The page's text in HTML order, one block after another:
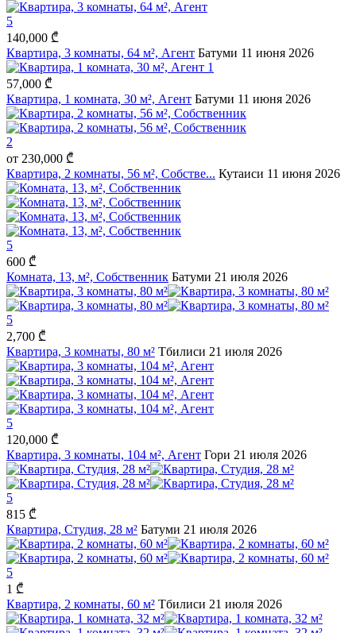
5
140,000 ₾
Квартира, 3 комнаты, 64 м², Агент Батуми 11 июня 2026
1
57,000 ₾
Квартира, 1 комната, 30 м², Агент Батуми 11 июня 2026
2
от 230,000 ₾
Квартира, 2 комнаты, 56 м², Собстве... Кутаиси 11 июня 2026
5
600 ₾
Комната, 13, м², Собственник Батуми 21 июля 2026
5
2,700 ₾
Квартира, 3 комнаты, 80 м² Тбилиси 21 июля 2026
5
120,000 ₾
Квартира, 3 комнаты, 104 м², Агент Гори 21 июля 2026
5
815 ₾
Квартира, Студия, 28 м² Батуми 21 июля 2026
5
1 ₾
Квартира, 2 комнаты, 60 м² Тбилиси 21 июля 2026